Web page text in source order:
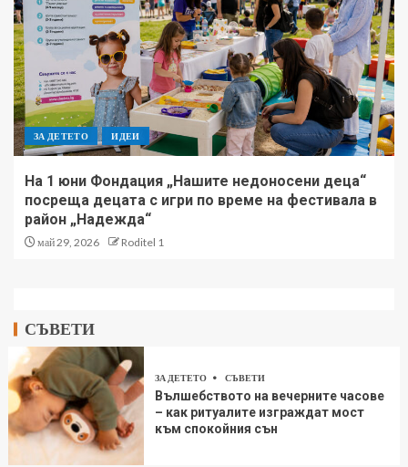
ЗА ДЕТЕТО ИДЕИ
На 1 юни Фондация „Нашите недоносени деца“
посреща децата с игри по време на фестивала в
район „Надежда“
май 29, 2026 Roditel 1
СЪВЕТИ
ЗА ДЕТЕТО СЪВЕТИ
Вълшебството на вечерните часове
– как ритуалите изграждат мост
към спокойния сън